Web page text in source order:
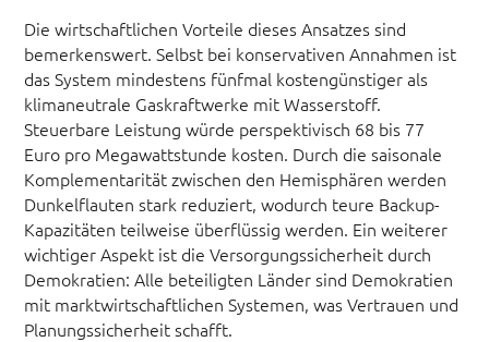
Die wirtschaftlichen Vorteile dieses Ansatzes sind
bemerkenswert. Selbst bei konservativen Annahmen ist
das System mindestens fünfmal kostengünstiger als
klimaneutrale Gaskraftwerke mit Wasserstoff.
Steuerbare Leistung würde perspektivisch 68 bis 77
Euro pro Megawattstunde kosten. Durch die saisonale
Komplementarität zwischen den Hemisphären werden
Dunkelflauten stark reduziert, wodurch teure Backup-
Kapazitäten teilweise überflüssig werden. Ein weiterer
wichtiger Aspekt ist die Versorgungssicherheit durch
Demokratien: Alle beteiligten Länder sind Demokratien
mit marktwirtschaftlichen Systemen, was Vertrauen und
Planungssicherheit schafft.